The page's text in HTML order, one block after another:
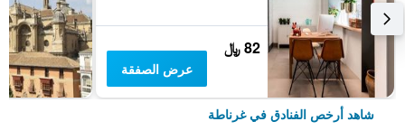
82 ﷼
عرض الصفقة
شاهد أرخص الفنادق في غرناطة